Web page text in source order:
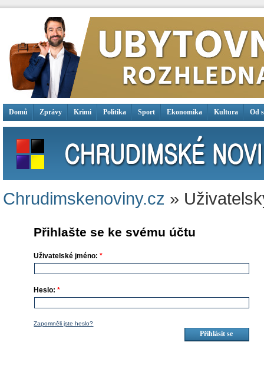
Domů Zprávy Krimi Politika Sport Ekonomika Kultura Od
Chrudimskenoviny.cz »
Přihlašte se ke svému účtu
Uživatelské jméno:*
Heslo:*
Zapomněli jste heslo?